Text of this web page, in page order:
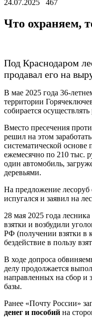
24.07.2025
467
Что охраняем,
Под Краснодаром
продавал его на
В мае 2025 года 36-
территории
собирается
Вместо пресечения
решил на этом
систематической основе
ежемесячно по 210 тыс.
один автомобиль,
деревьями.
На предложение лесоруб
испугался и заявил на
28 мая 2025 года
взятки и возбудили
РФ (получении взятки в
бездействие в пользу
В ходе допроса
делу продолжается
направленных на сбор и
базы.
Ранее «Почту России»
денег и пособий на